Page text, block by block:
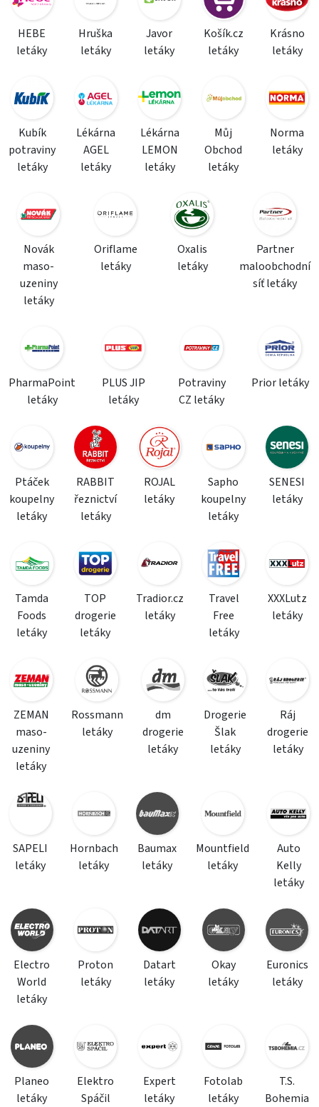
HEBE
letáky
Hruška
letáky
Javor
letáky
Košík.cz
letáky
Krásno
letáky
Kubík
potraviny
letáky
Lékárna
AGEL
letáky
Lékárna
LEMON
letáky
Můj
Obchod
letáky
Norma
letáky
Novák
maso-
uzeniny
letáky
Oriflame
letáky
Oxalis
letáky
Partner
maloobchodní
síť letáky
PharmaPoint
letáky
PLUS JIP
letáky
Potraviny
CZ letáky
Prior letáky
Ptáček
koupelny
letáky
RABBIT
řeznictví
letáky
ROJAL
letáky
Sapho
koupelny
letáky
SENESI
letáky
Tamda
Foods
letáky
TOP
drogerie
letáky
Tradior.cz
letáky
Travel
Free
letáky
XXXLutz
letáky
ZEMAN
maso-
uzeniny
letáky
Rossmann
letáky
dm
drogerie
letáky
Drogerie
Šlak
letáky
Ráj
drogerie
letáky
SAPELI
letáky
Hornbach
letáky
Baumax
letáky
Mountfield
letáky
Auto
Kelly
letáky
Electro
World
letáky
Proton
letáky
Datart
letáky
Okay
letáky
Euronics
letáky
Planeo
letáky
Elektro
Spáčil
Expert
letáky
Fotolab
letáky
T.S.
Bohemia